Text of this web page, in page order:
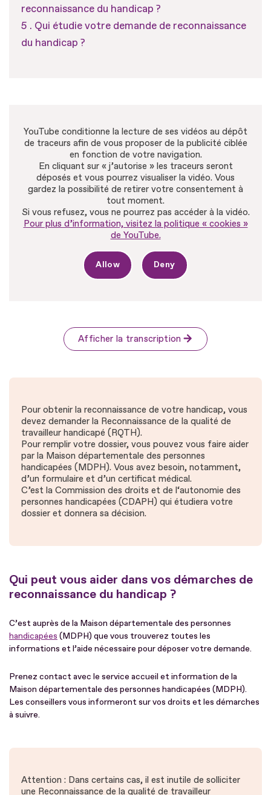
reconnaissance du handicap ?
Qui étudie votre demande de reconnaissance
du handicap ?
YouTube conditionne la lecture de ses vidéos au dépôt
de traceurs afin de vous proposer de la publicité ciblée
en fonction de votre navigation.
En cliquant sur « j’autorise » les traceurs seront
déposés et vous pourrez visualiser la vidéo. Vous
gardez la possibilité de retirer votre consentement à
tout moment.
Si vous refusez, vous ne pourrez pas accéder à la vidéo.
Pour plus d’information, visitez la politique « cookies »
de YouTube.
Allow Deny
Afficher la transcription
Pour obtenir la reconnaissance de votre handicap, vous
devez demander la Reconnaissance de la qualité de
travailleur handicapé (RQTH).
Pour remplir votre dossier, vous pouvez vous faire aider
par la Maison départementale des personnes
handicapées (MDPH). Vous avez besoin, notamment,
d’un formulaire et d’un certificat médical.
C’est la Commission des droits et de l‘autonomie des
personnes handicapées (CDAPH) qui étudiera votre
dossier et donnera sa décision.
Qui peut vous aider dans vos démarches de
reconnaissance du handicap ?
C’est auprès de la Maison départementale des personnes
handicapées (MDPH) que vous trouverez toutes les
informations et l’aide nécessaire pour déposer votre demande.
Prenez contact avec le service accueil et information de la
Maison départementale des personnes handicapées (MDPH).
Les conseillers vous informeront sur vos droits et les démarches
à suivre.
Attention : Dans certains cas, il est inutile de solliciter
une Reconnaissance de la qualité de travailleur